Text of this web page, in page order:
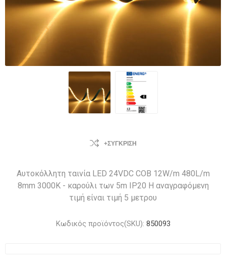
+ΣΎΓΚΡΙΣΗ
Αυτοκόλλητη ταινία LED 24VDC COB 12W/m 480L/m
8mm 3000K - καρούλι των 5m IP20 Η αναγραφόμενη
τιμή είναι τιμή 5 μετρου
Κωδικός προϊόντος(SKU): 850093